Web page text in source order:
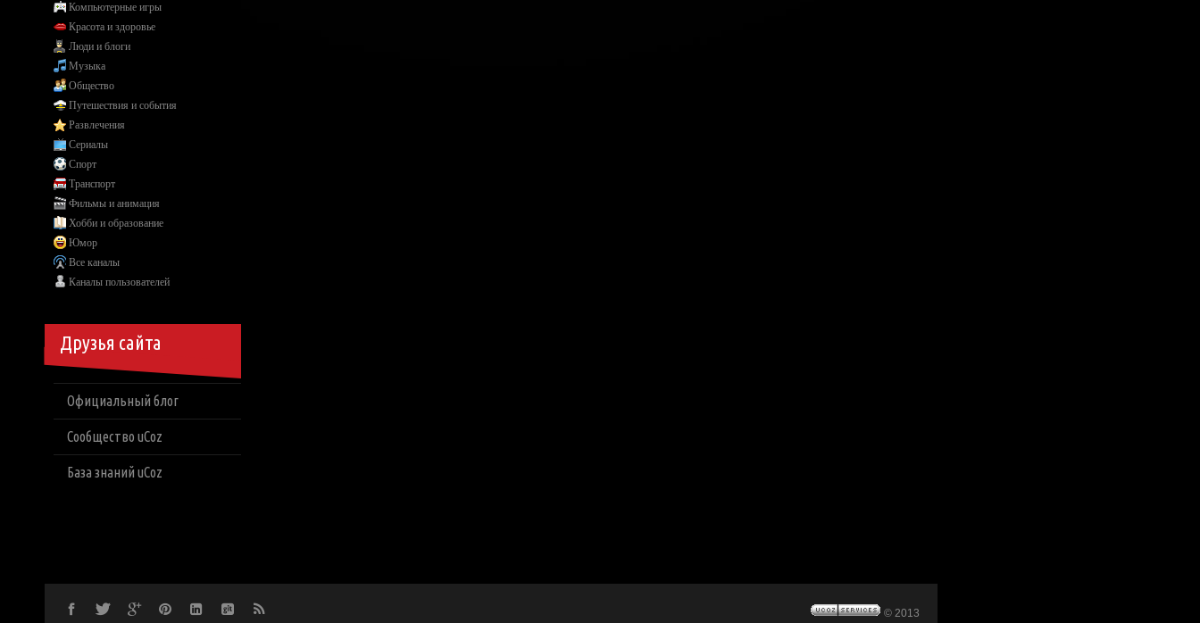
Компьютерные игры
Красота и здоровье
Люди и блоги
Музыка
Общество
Путешествия и события
Развлечения
Сериалы
Спорт
Транспорт
Фильмы и анимация
Хобби и образование
Юмор
Все каналы
Каналы пользователей
Друзья сайта
Официальный блог
Сообщество uCoz
База знаний uCoz
© 2013